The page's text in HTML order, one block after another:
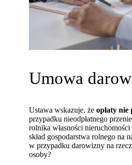
Umowa
Ustawa wskazuje, żeopłaty nie
przypadku nieodpłatnego
rolnika własności
skład gospodarstwa rolnego na
w przypadku darowizny na
osoby?